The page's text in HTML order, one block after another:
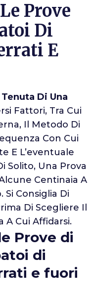
Prove
Di
E
Di Una
Fattori, Tra Cui
Il Metodo Di
Con Cui
E L’eventuale
Solito, Una Prova
Centinaia A
Si Consiglia Di
Di Scegliere Il
A Cui Affidarsi.
Prove di
di
e fuori